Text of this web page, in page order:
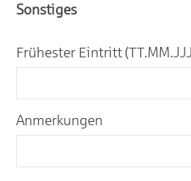
Sonstiges
Frühester Eintritt
Anmerkungen